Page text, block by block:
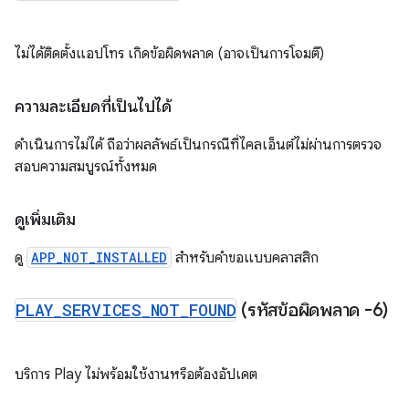
ไม่ได้ติดตั้งแอปโทร เกิดข้อผิดพลาด (อาจเป็นการโจมตี)
ความละเอียดที่เป็นไปได้
ดำเนินการไม่ได้ ถือว่าผลลัพธ์เป็นกรณีที่ไคลเอ็นต์ไม่ผ่านการตรวจ
สอบความสมบูรณ์ทั้งหมด
ดูเพิ่มเติม
ดู APP_NOT_INSTALLED สำหรับคำขอแบบคลาสสิก
PLAY SERVICES NOT FOUND (รหัสข้อผิดพลาด -6)
บริการ Play ไม่พร้อมใช้งานหรือต้องอัปเดต